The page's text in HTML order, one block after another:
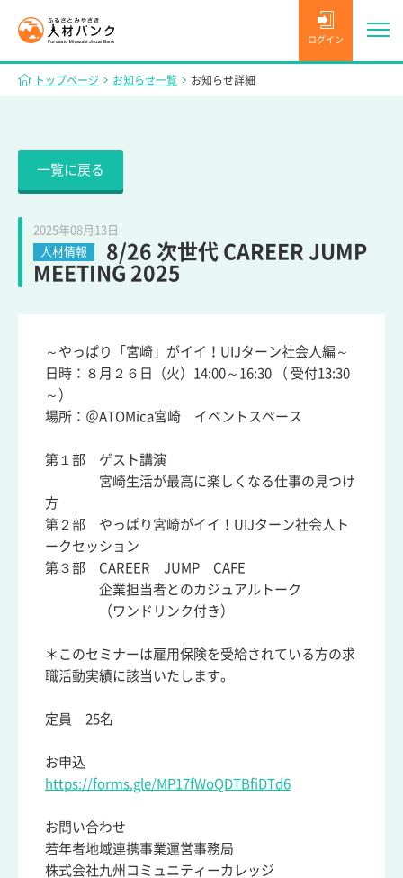
ログイン
トップページ お知らせ一覧 お知らせ詳細
一覧に戻る
2025年08月13日
人材情報
8/26 次世代 CAREER JUMP
MEETING 2025
～やっぱり「宮崎」がイイ！UIJターン社会人編～
日時：８月２６日（火）14:00～16:30 （ 受付13:30
～）
場所：＠ATOMica宮崎 イベントスペース
第１部 ゲスト講演
宮崎生活が最高に楽しくなる仕事の見つけ
方
第２部 やっぱり宮崎がイイ！UIJターン社会人ト
ークセッション
第３部 CAREER JUMP CAFE
企業担当者とのカジュアルトーク
（ワンドリンク付き）
＊このセミナーは雇用保険を受給されている方の求
職活動実績に該当いたします。
定員 25名
お申込
https://forms.gle/MP17fWoQDTBfiDTd6
お問い合わせ
若年者地域連携事業運営事務局
株式会社九州コミュニティーカレッジ